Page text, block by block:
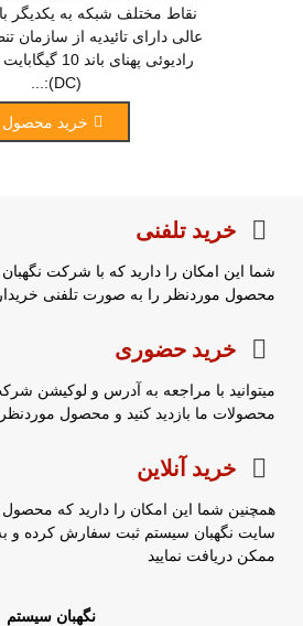
نقاط مختلف شبکه به یکدیگر
عالی دارای تائیدیه از سازمان
رادیوئی پهنای
(DC):...
خرید محصول
خرید تلفنی
شما این امکان را دارید که با شرکت
محصول موردنظر را به صورت تلفنی
خرید حضوری
میتوانید با مراجعه به آدرس و لوکیشن
محصولات ما بازدید کنید و محصول موردنظر
خرید آنلاین
همچنین شما این امکان را دارید که
سایت نگهبان سیستم ثبت سفارش کرده و
ممکن دریافت نمایید
نگهبان سیستم